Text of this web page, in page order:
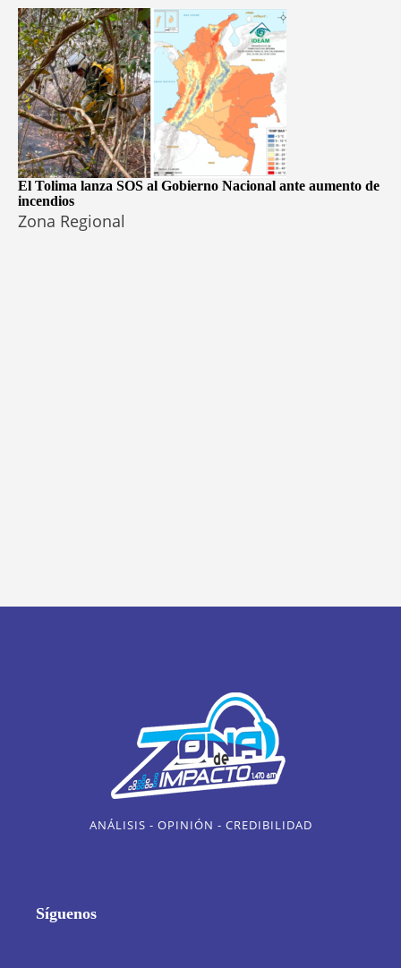
El Tolima lanza SOS al Gobierno Nacional ante aumento de
incendios
Zona Regional
ANÁLISIS - OPINIÓN - CREDIBILIDAD
Síguenos